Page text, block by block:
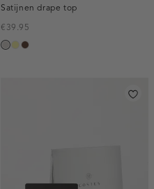
Satijnen drape top
€39.95
taupe,
lichtgeel
donkerbruin